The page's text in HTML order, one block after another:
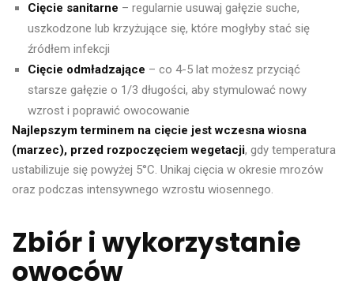
Cięcie sanitarne – regularnie usuwaj gałęzie suche,
uszkodzone lub krzyżujące się, które mogłyby stać się
źródłem infekcji
Cięcie odmładzające – co 4-5 lat możesz przyciąć
starsze gałęzie o 1/3 długości, aby stymulować nowy
wzrost i poprawić owocowanie
Najlepszym terminem na cięcie jest wczesna wiosna
(marzec), przed rozpoczęciem wegetacji, gdy temperatura
ustabilizuje się powyżej 5°C. Unikaj cięcia w okresie mrozów
oraz podczas intensywnego wzrostu wiosennego.
Zbiór i wykorzystanie
owoców